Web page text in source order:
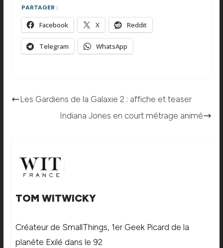
PARTAGER :
Facebook X Reddit
Telegram WhatsApp
Les Gardiens de la Galaxie 2 : affiche et teaser
Indiana Jones en court métrage animé
TOM WITWICKY
Créateur de SmallThings, 1er Geek Picard de la
planète Exilé dans le 92